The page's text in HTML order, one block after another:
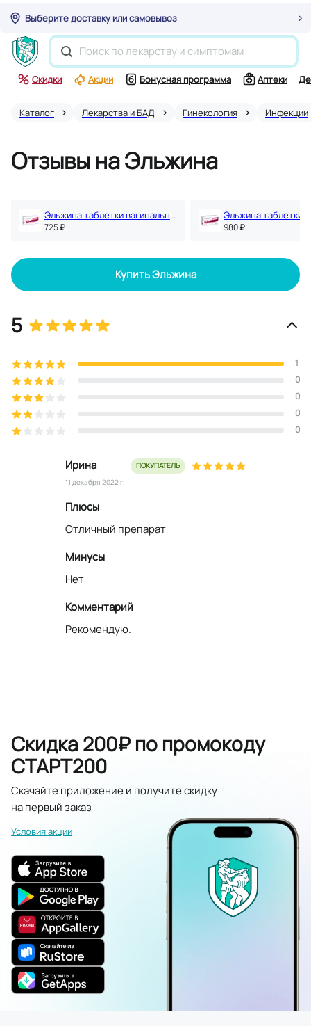
Выберите доставку или самовывоз
Скидки Акции Бонусная программа Аптеки
Каталог Лекарства и БАД Гинекология Инфекции
Отзывы на Эльжина
Эльжина таблетки вагинальные 6 шт
725 ₽ 980 ₽
Ирина
11 декабря 2022 г.
ПОКУПАТЕЛЬ
Плюсы
Отличный препарат
Минусы
Нет
Комментарий
Рекомендую.
Купить Эльжина
5
1
0
0
0
0
Скидка 200₽ по промокоду
СТАРТ200
Скачайте приложение и получите скидку
на первый заказ
Условия акции